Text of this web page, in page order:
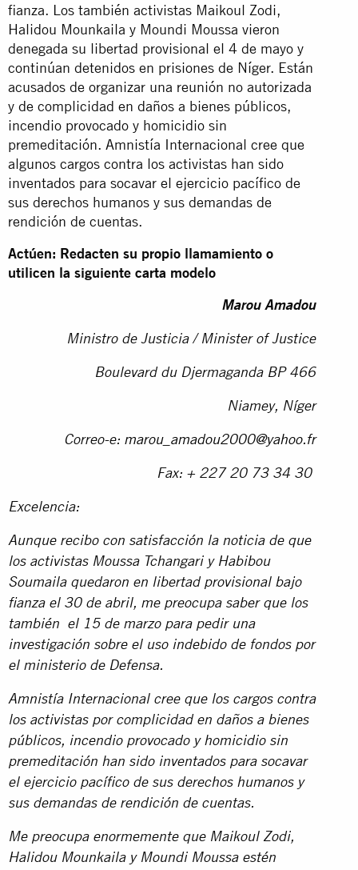
fianza. Los también activistas Maikoul Zodi,
Halidou Mounkaila y Moundi Moussa vieron
denegada su libertad provisional el 4 de mayo y
continúan detenidos en prisiones de Níger. Están
acusados de organizar una reunión no autorizada
y de complicidad en daños a bienes públicos,
incendio provocado y homicidio sin
premeditación. Amnistía Internacional cree que
algunos cargos contra los activistas han sido
inventados para socavar el ejercicio pacífico de
sus derechos humanos y sus demandas de
rendición de cuentas.
Actúen: Redacten su propio llamamiento o
utilicen la siguiente carta modelo
Marou Amadou
Ministro de Justicia / Minister of Justice
Boulevard du Djermaganda BP 466
Niamey, Níger
Correo-e: marou_amadou2000@yahoo.fr
Fax: + 227 20 73 34 30
Excelencia:
Aunque recibo con satisfacción la noticia de que
los activistas Moussa Tchangari y Habibou
Soumaila quedaron en libertad provisional bajo
fianza el 30 de abril, me preocupa saber que los
también el 15 de marzo para pedir una
investigación sobre el uso indebido de fondos por
el ministerio de Defensa.
Amnistía Internacional cree que los cargos contra
los activistas por complicidad en daños a bienes
públicos, incendio provocado y homicidio sin
premeditación han sido inventados para socavar
el ejercicio pacífico de sus derechos humanos y
sus demandas de rendición de cuentas.
Me preocupa enormemente que Maikoul Zodi,
Halidou Mounkaila y Moundi Moussa estén